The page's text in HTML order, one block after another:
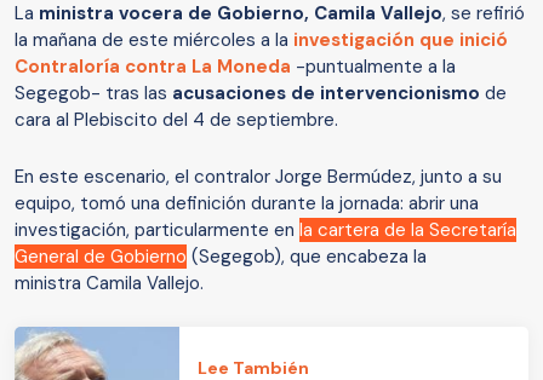
La ministra vocera de Gobierno, Camila Vallejo, se refirió
la mañana de este miércoles a la investigación que inició
Contraloría contra La Moneda -puntualmente a la
Segegob- tras las acusaciones de intervencionismo de
cara al Plebiscito del 4 de septiembre.
En este escenario, el contralor Jorge Bermúdez, junto a su
equipo, tomó una definición durante la jornada: abrir una
investigación, particularmente en la cartera de la Secretaría
General de Gobierno (Segegob), que encabeza la
ministra Camila Vallejo.
Lee También